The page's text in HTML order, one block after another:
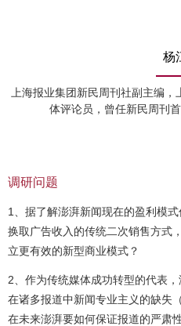
杨
上海报业集团新民周刊社副主编
体评论员，曾任新民周刊
调研问题
1、据了解澎湃新闻现在的盈利模
换取广告收入的传统二次销售方式
立更有效的新型商业模式？
2、作为传统媒体成功转型的代表
在诸多报道中新闻专业主义的缺失
在未来澎湃要如何保证报道的严肃